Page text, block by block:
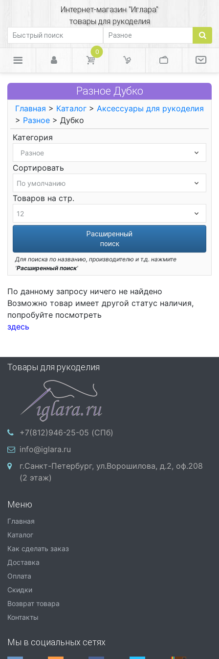
Интернет-магазин "Иглара"
товары для рукоделия
0
Разное Дубко
Главная > Каталог > Аксессуары для рукоделия
> Разное > Дубко
Категория
Сортировать
Товаров на стр.
Расширенный
поиск
Для поиска по названию, производителю и т.д. нажмите
'Расширенный поиск'
По данному запросу ничего не найдено
Возможно товар имеет другой статус наличия,
попробуйте посмотреть
здесь
Товары для рукоделия
+7(812)946-25-05 (СПб)
info@iglara.ru
г.Санкт-Петербург, ул.Ворошилова, д.2, оф.208
(2 этаж)
Меню
Главная
Каталог
Как сделать заказ
Доставка
Оплата
Скидки
Возврат товара
Контакты
Мы в социальных сетях